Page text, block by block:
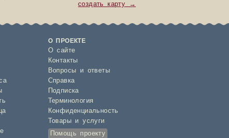
создать карту →
О ПРОЕКТЕ
О сайте
Контакты
Вопросы и ответы
Справка
Подписка
Терминология
Конфиденциальность
Товары и услуги
Помощь проекту